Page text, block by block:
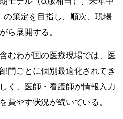
策定を目指し、順次、現場
ら展開する。
むわが国の医療現場では、医
門ごとに個別最適化されてき
く、医師・看護師が情報入力
費やす状況が続いている。